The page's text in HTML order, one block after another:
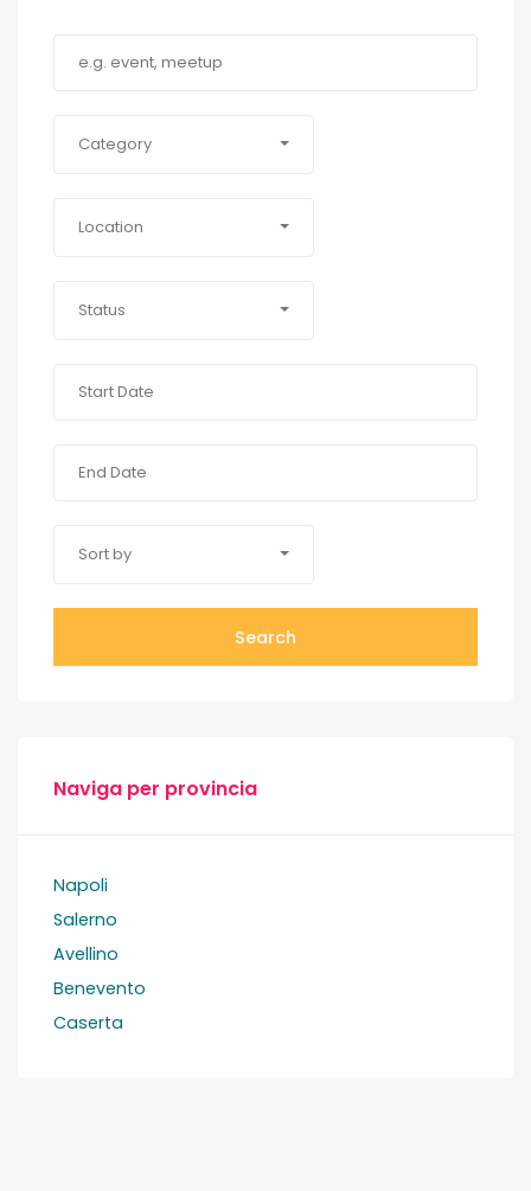
Category
Location
Status
Sort by
Search
Naviga per provincia
Napoli
Salerno
Avellino
Benevento
Caserta